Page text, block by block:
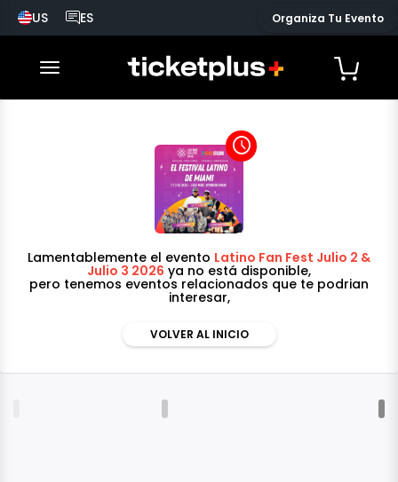
US
País seleccionado, cambiar país
ES
Idioma seleccionado, cambiar idiomaOrganiza Tu Evento
desplegar navegación
access_time
Lamentablemente el evento Latino Fan Fest Julio 2 &
Julio 3 2026 ya no está disponible,
pero tenemos eventos relacionados que te podrian
interesar,
VOLVER AL INICIO